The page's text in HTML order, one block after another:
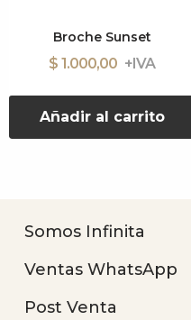
Broche Sunset
$ 1.000,00
Añadir al carrito
Somos Infinita
Ventas WhatsApp
Post Venta